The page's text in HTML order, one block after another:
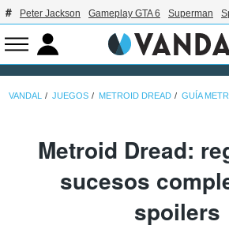
Peter Jackson Gameplay GTA 6 Superman
VANDAL JUEGOS METROID DREAD GUÍA
Metroid Dread:
sucesos
spoilers